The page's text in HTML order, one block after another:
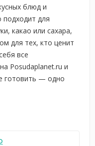
блюд и
подходит для
какао или сахара,
для тех, кто ценит
все
Posudaplanet.ru и
готовить — одно